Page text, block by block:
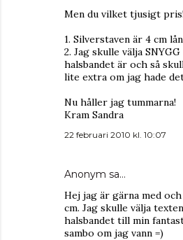
Men du vilket tjusigt
1. Silverstaven är 4 cm
2. Jag skulle välja
halsbandet är och så
lite extra om jag hade
Nu håller jag tummarna!
Kram Sandra
22 februari 2010 kl. 10:07
Anonym sa…
Hej jag är gärna med
cm. Jag skulle välja
halsbandet till min
sambo om jag vann =)